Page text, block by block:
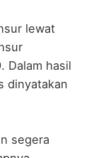
lewat
Dalam hasil
dinyatakan
segera